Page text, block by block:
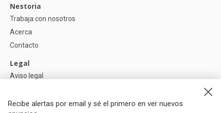
Recibe alertas por email y sé el primero en ver nuevos
Nestoria
Trabaja con nosotros
Acerca
Contacto
Legal
Aviso legal
Política de Cookies